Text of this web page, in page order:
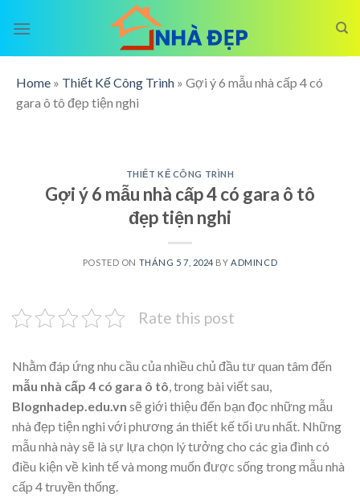
Home » Thiết Kế Công Trình » Gợi ý 6 mẫu nhà cấp 4 có
gara ô tô đẹp tiện nghi
THIẾT KẾ CÔNG TRÌNH
Gợi ý 6 mẫu nhà cấp 4 có gara ô tô
đẹp tiện nghi
POSTED ON THÁNG 5 7, 2024 BYADMINCD
Rate this post
Nhằm đáp ứng nhu cầu của nhiều chủ đầu tư quan tâm đến
mẫu nhà cấp 4 có gara ô tô, trong bài viết sau,
Blognhadep.edu.vn sẽ giới thiệu đến bạn đọc những mẫu
nhà đẹp tiện nghi với phương án thiết kế tối ưu nhất. Những
mẫu nhà này sẽ là sự lựa chọn lý tưởng cho các gia đình có
điều kiện về kinh tế và mong muốn được sống trong mẫu nhà
cấp 4 truyền thống.